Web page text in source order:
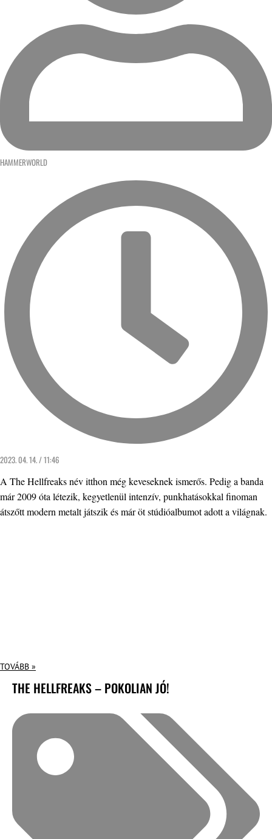
HAMMERWORLD
2023. 04. 14. / 11:46
A The Hellfreaks név itthon még keveseknek ismerős. Pedig a banda
már 2009 óta létezik, kegyetlenül intenzív, punkhatásokkal finoman
átszőtt modern metalt játszik és már öt stúdióalbumot adott a világnak.
TOVÁBB »
THE HELLFREAKS – POKOLIAN JÓ!